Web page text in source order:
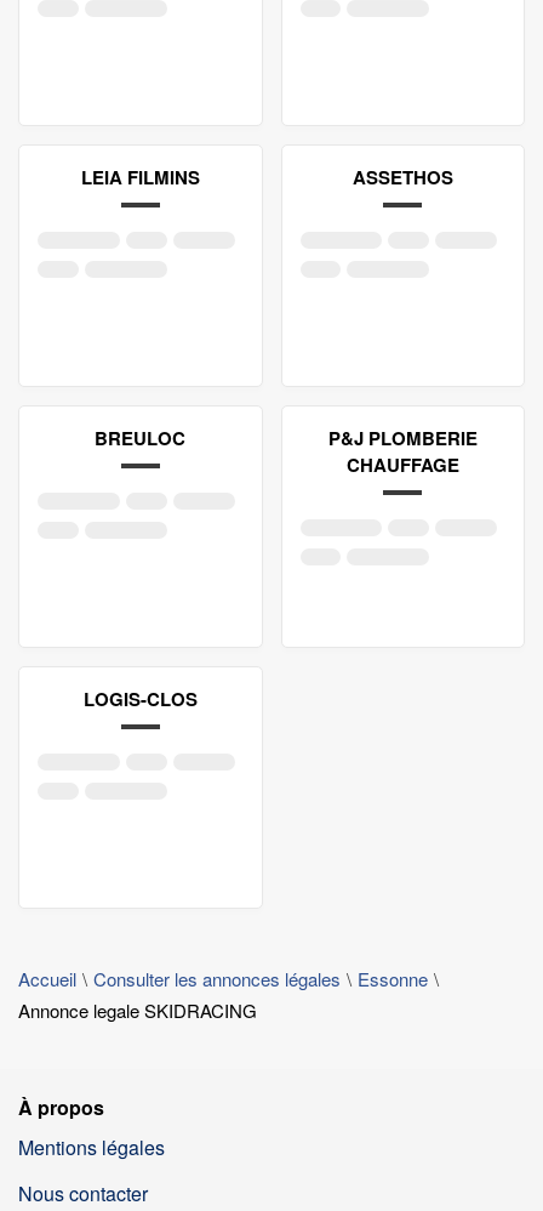
LEIA FILMINS ASSETHOS
BREULOC
P&J PLOMBERIE
CHAUFFAGE
LOGIS-CLOS
Accueil Consulter les annonces légales
Essonne
Annonce legale SKIDRACING
À propos
Mentions légales
Nous contacter